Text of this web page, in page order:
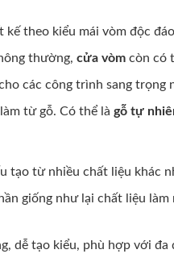
kế theo kiểu mái vòm độc
thường, cửa vòm còn có
các công trình sang
từ gỗ. Có thể là gỗ tự
tạo từ nhiều chất liệu khác
giống như lại chất liệu
dễ tạo kiểu, phù hợp với đa